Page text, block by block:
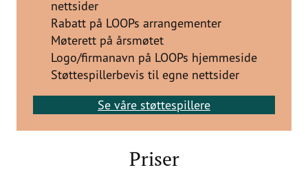
nettsider
Rabatt på LOOPs arrangementer
Møterett på årsmøtet
Logo/firmanavn på LOOPs hjemmeside
Støttespillerbevis til egne nettsider
Se våre støttespillere
Priser